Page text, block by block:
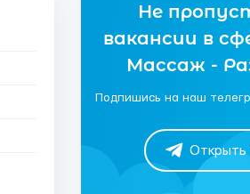
Не
вакансии в
Массаж -
Подпишись на наш
Открыть